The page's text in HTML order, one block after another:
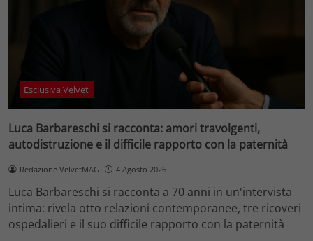
Esclusiva Velvet
Luca Barbareschi si racconta: amori travolgenti,
autodistruzione e il difficile rapporto con la paternità
Redazione VelvetMAG 4 Agosto 2026
Luca Barbareschi si racconta a 70 anni in un'intervista
intima: rivela otto relazioni contemporanee, tre ricoveri
ospedalieri e il suo difficile rapporto con la paternità